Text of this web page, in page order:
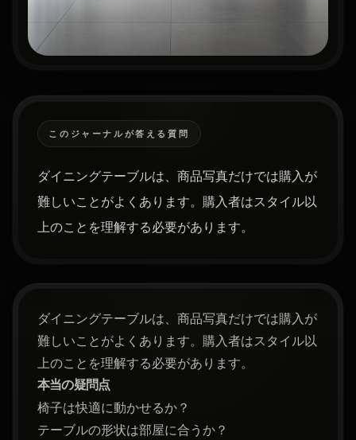
このジャーナルが答える質問
ダイニングテーブルは、商品写真だけでは購入が
難しいことがよくあります。購入者はスタイル以
上のことを理解する必要があります。
ダイニングテーブルは、商品写真だけでは購入が
難しいことがよくあります。購入者はスタイル以
上のことを理解する必要があります。
本当の疑問点
椅子は快適に動かせるか？
テーブルの形状は部屋に合うか？